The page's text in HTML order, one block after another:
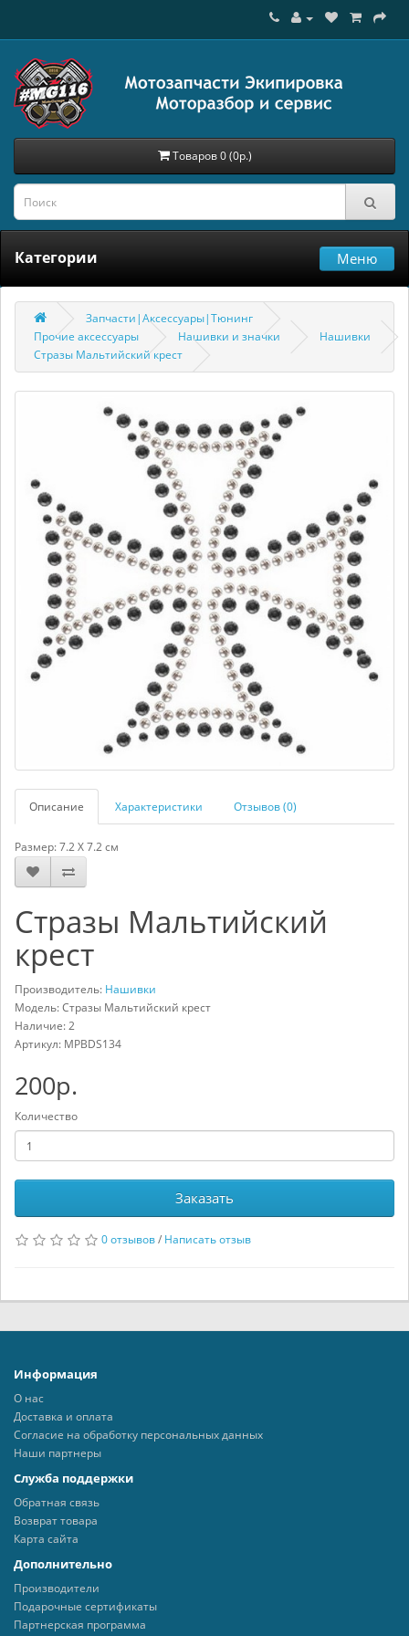
Товаров 0 (0р.)
Категории Меню
Запчасти|Аксессуары|Тюнинг
Прочие аксессуары
Нашивки и значки
Нашивки
Cтразы Мальтийский крест
Описание Характеристики Отзывов (0)
Размер: 7.2 X 7.2 см
Cтразы Мальтийский
крест
Производитель: Нашивки
Модель: Cтразы Мальтийский крест
Наличие: 2
Артикул: MPBDS134
200р.
Количество
Заказать
0 отзывов/ Написать отзыв
Информация
О нас
Доставка и оплата
Согласие на обработку персональных данных
Наши партнеры
Служба поддержки
Обратная связь
Возврат товара
Карта сайта
Дополнительно
Производители
Подарочные сертификаты
Партнерская программа